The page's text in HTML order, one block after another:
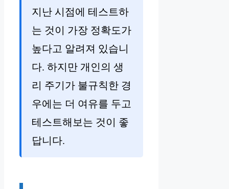
지난 시점에 테스트하
는 것이 가장 정확도가
높다고 알려져 있습니
다. 하지만 개인의 생
리 주기가 불규칙한 경
우에는 더 여유를 두고
테스트해보는 것이 좋
답니다.